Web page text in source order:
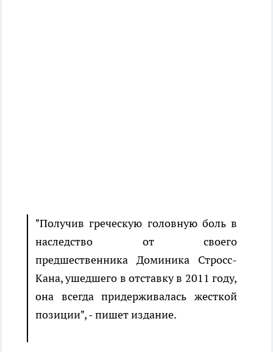
"Получив греческую головную боль в
наследство от своего
предшественника Доминика Стросс-
Кана, ушедшего в отставку в 2011 году,
она всегда придерживалась жесткой
позиции", - пишет издание.